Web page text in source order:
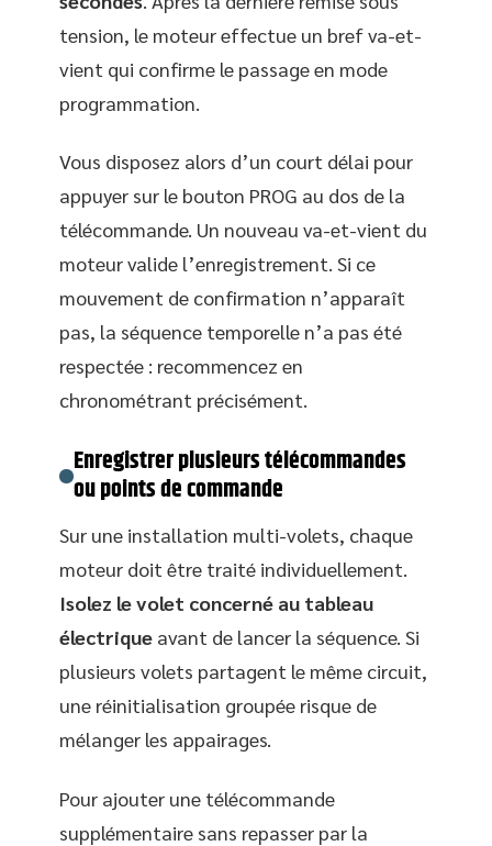
tension, le moteur effectue un bref va-et-
vient qui confirme le passage en mode
programmation.
Vous disposez alors d’un court délai pour
appuyer sur le bouton PROG au dos de la
télécommande. Un nouveau va-et-vient du
moteur valide l’enregistrement. Si ce
mouvement de confirmation n’apparaît
pas, la séquence temporelle n’a pas été
respectée : recommencez en
chronométrant précisément.
Enregistrer plusieurs télécommandes
ou points de commande
Sur une installation multi-volets, chaque
moteur doit être traité individuellement.
Isolez le volet concerné au tableau
électrique avant de lancer la séquence. Si
plusieurs volets partagent le même circuit,
une réinitialisation groupée risque de
mélanger les appairages.
Pour ajouter une télécommande
supplémentaire sans repasser par la